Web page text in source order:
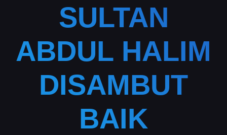
SULTAN
ABDUL HALIM
DISAMBUT
BAIK